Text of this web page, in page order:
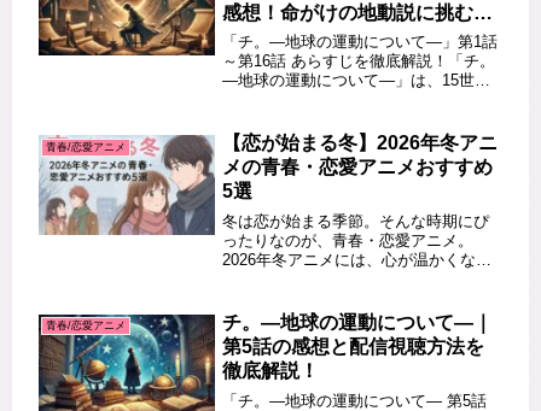
感想！命がけの地動説に挑む感
動の物語
「チ。―地球の運動について―」第1話
～第16話 あらすじを徹底解説！「チ。
―地球の運動について―」は、15世紀
感動のアニメです。物語は、若き天才
ラファウと異端思想を持つ学者...
青春/恋愛アニメ
【恋が始まる冬】2026年冬アニ
メの青春・恋愛アニメおすすめ
5選
冬は恋が始まる季節。そんな時期にぴ
ったりなのが、青春・恋愛アニメ。
2026年冬アニメには、心が温かくなる
思わず胸がキュンとするような恋愛＆
青春アニメを5本に絞ってご紹介...
青春/恋愛アニメ
チ。―地球の運動について―｜
第5話の感想と配信視聴方法を
徹底解説！
「チ。―地球の運動について― 第5話